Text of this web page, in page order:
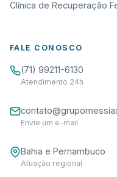
Clínica de Recuperação
FALE CONOSCO
(71) 99211-6130
Atendimento 24h
Envie um e-mail
Bahia e Pernambuco
Atuação regional